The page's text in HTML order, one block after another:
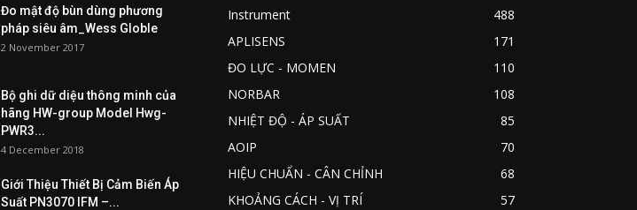
Đo mật độ bùn dùng phương
pháp siêu âm_Wess Globle
2 November 2017
Bộ ghi dữ diệu thông minh của
hãng HW-group Model Hwg-
PWR3...
4 December 2018
Giới Thiệu Thiết Bị Cảm Biến Áp
Suất PN3070 IFM –...
Instrument
488
APLISENS
171
ĐO LỰC - MOMEN
110
NORBAR
108
NHIỆT ĐỘ - ÁP SUẤT
85
AOIP
70
HIỆU CHUẨN - CÂN CHỈNH
68
KHOẢNG CÁCH - VỊ TRÍ
57